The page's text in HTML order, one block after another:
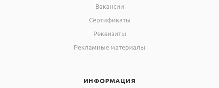
Вакансии
Сертификаты
Реквизиты
Рекламные материалы
ИНФОРМАЦИЯ